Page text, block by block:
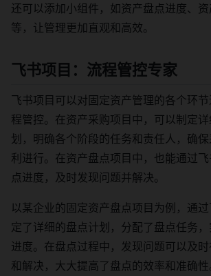
还可以添加小组件，如资产盘点进度、
等，让管理更加直观和高效。
飞书项目：流程管控专家
飞书项目可以对固定资产管理的各个环
程管控。在资产采购项目中，可以制定
划，明确各个阶段的任务和责任人，确
利进行。在资产盘点项目中，也能通过
点进度，及时发现问题并解决。
以某企业的固定资产盘点项目为例，通过
定了详细的盘点计划，分配了盘点任务
进度。在盘点过程中，发现问题可以及
和解决，大大提高了盘点的效率和准确性